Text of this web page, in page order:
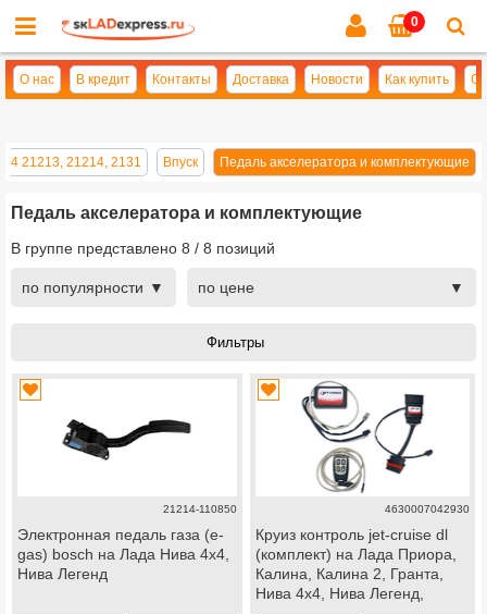
0
О нас В кредит Контакты Доставка Новости Как купить
21213, 21214, 2131 Впуск Педаль акселератора и комплектующие
Педаль акселератора и комплектующие
В группе представлено 8 / 8 позиций
по популярности по цене
21214-110850
Электронная педаль газа (e-
gas) bosch на Лада Нива 4х4,
Нива Легенд
4630007042930
Круиз контроль jet-cruise dl
(комплект) на Лада Приора,
Калина, Калина 2, Гранта,
Нива 4х4, Нива Легенд,